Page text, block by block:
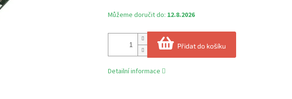
Můžeme doručit do: 12.8.2026
Přidat do košíku
Detailní informace